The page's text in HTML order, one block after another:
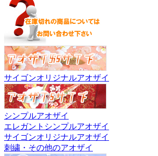
サイゴンオリジナルアオザイ
シンプルアオザイ
エレガントシンプルアオザイ
サイゴンオリジナルアオザイ
刺繍・その他のアオザイ